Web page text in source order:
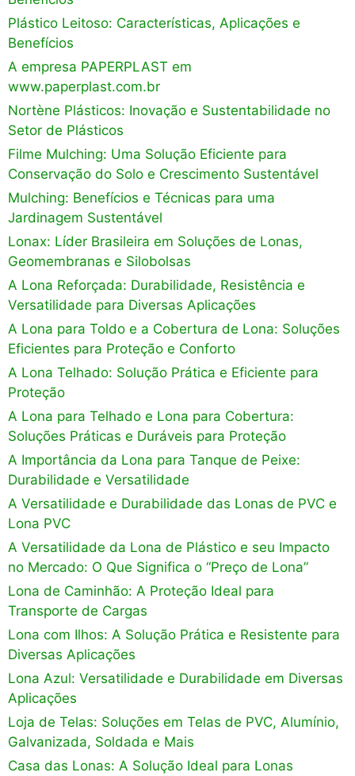
Plástico Leitoso: Características, Aplicações e
Benefícios
A empresa PAPERPLAST em
www.paperplast.com.br
Nortène Plásticos: Inovação e Sustentabilidade no
Setor de Plásticos
Filme Mulching: Uma Solução Eficiente para
Conservação do Solo e Crescimento Sustentável
Mulching: Benefícios e Técnicas para uma
Jardinagem Sustentável
Lonax: Líder Brasileira em Soluções de Lonas,
Geomembranas e Silobolsas
A Lona Reforçada: Durabilidade, Resistência e
Versatilidade para Diversas Aplicações
A Lona para Toldo e a Cobertura de Lona: Soluções
Eficientes para Proteção e Conforto
A Lona Telhado: Solução Prática e Eficiente para
Proteção
A Lona para Telhado e Lona para Cobertura:
Soluções Práticas e Duráveis para Proteção
A Importância da Lona para Tanque de Peixe:
Durabilidade e Versatilidade
A Versatilidade e Durabilidade das Lonas de PVC e
Lona PVC
A Versatilidade da Lona de Plástico e seu Impacto
no Mercado: O Que Significa o “Preço de Lona”
Lona de Caminhão: A Proteção Ideal para
Transporte de Cargas
Lona com Ilhos: A Solução Prática e Resistente para
Diversas Aplicações
Lona Azul: Versatilidade e Durabilidade em Diversas
Aplicações
Loja de Telas: Soluções em Telas de PVC, Alumínio,
Galvanizada, Soldada e Mais
Casa das Lonas: A Solução Ideal para Lonas